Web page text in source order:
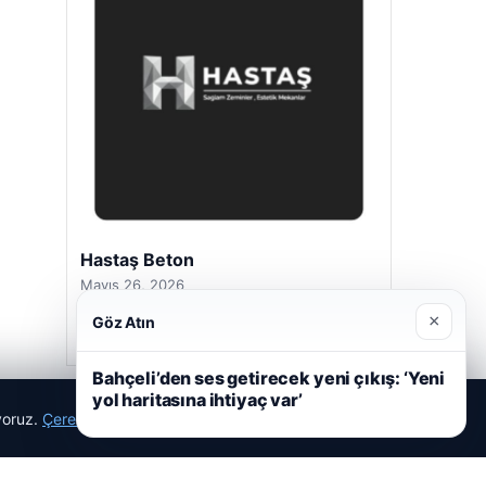
Hastaş Beton
Mayıs 26, 2026
Çerez Politikamız
Göz Atın ×
Bahçeli’den ses getirecek yeni çıkış: ‘Yeni
yol haritasına ihtiyaç var’